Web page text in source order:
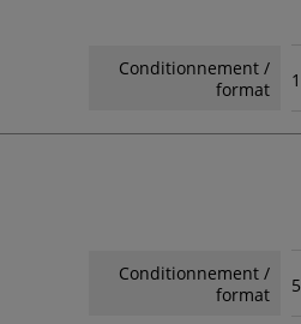
Conditionnement /
format
Conditionnement /
format